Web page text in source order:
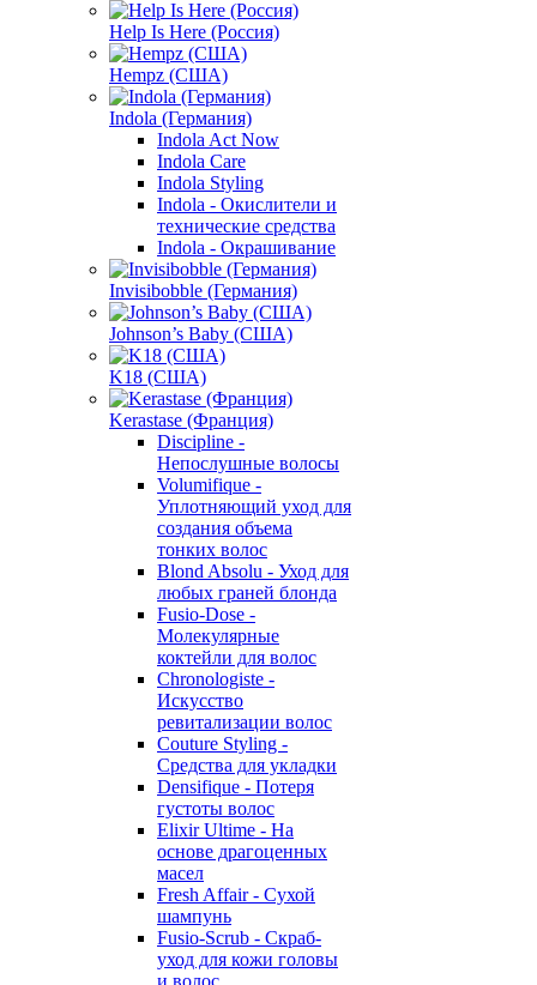
Help Is Here (Россия)
Hempz (США)
Indola (Германия)
Indola Act Now
Indola Care
Indola Styling
Indola - Окислители и
технические средства
Indola - Окрашивание
Invisibobble (Германия)
Johnson’s Baby (США)
K18 (США)
Kerastase (Франция)
Discipline -
Непослушные волосы
Volumifique -
Уплотняющий уход для
создания объема
тонких волос
Blond Absolu - Уход для
любых граней блонда
Fusio-Dose -
Молекулярные
коктейли для волос
Chronologiste -
Искусство
ревитализации волос
Couture Styling -
Средства для укладки
Densifique - Потеря
густоты волос
Elixir Ultime - На
основе драгоценных
масел
Fresh Affair - Сухой
шампунь
Fusio-Scrub - Скраб-
уход для кожи головы
и волос